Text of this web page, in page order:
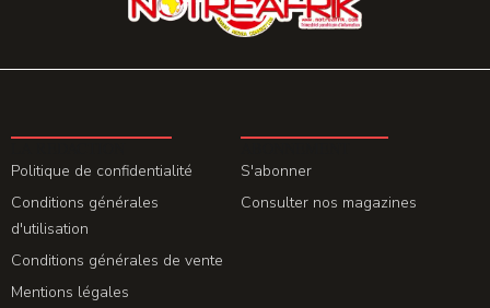
Politique de confidentialité
Conditions générales
d'utilisation
Conditions générales de vente
Mentions légales
S'abonner
Consulter nos magazines